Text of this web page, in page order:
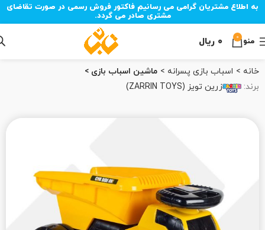
به اطلاع مشتریان گرامی می رسانیم فاکتور فروش رسمی در صورت تقاضای
مشتری صادر می گردد.
منو 0 ۰ ریال
خانه اسباب بازی پسرانه
ماشین اسباب بازی
برند:
زرین تویز (ZARRIN TOYS)